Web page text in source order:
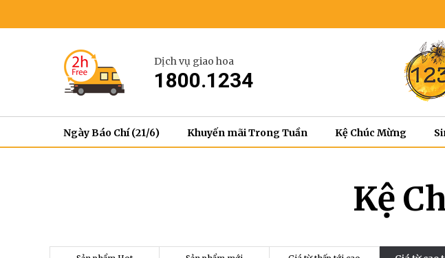
Dịch vụ giao hoa
1800.1234
Ngày Báo Chí (21/6) Khuyến mãi Trong Tuần Kệ Chúc Mừng
Kệ